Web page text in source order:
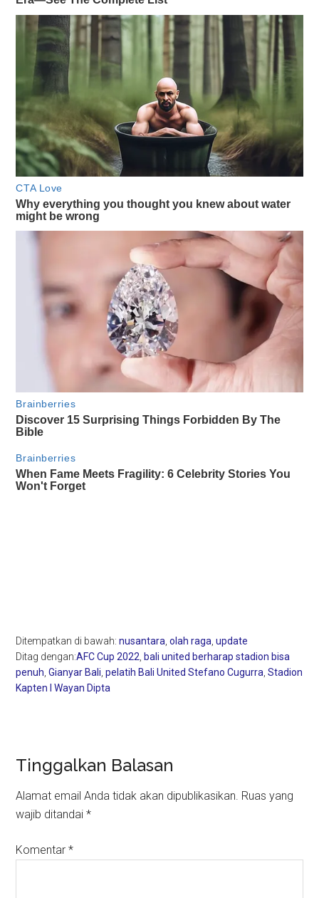
Ditempatkan di bawah:nusantara ,olah raga ,update
Ditag dengan:AFC Cup 2022 bali united berharap stadion bisa
penuh ,Gianyar Bali ,pelatih Bali United Stefano Cugurra ,Stadion
Kapten I Wayan Dipta
Reader
Interactions
Tinggalkan Balasan
Alamat email Anda tidak akan dipublikasikan. Ruas yang
wajib ditandai*
Komentar*